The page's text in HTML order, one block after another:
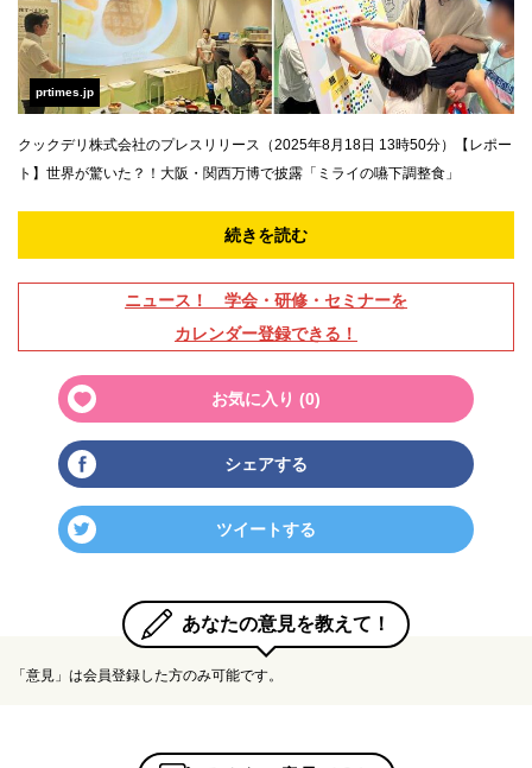
prtimes.jp
クックデリ株式会社のプレスリリース（2025年8月18日 13時50分）【レポー
ト】世界が驚いた？！大阪・関西万博で披露「ミライの嚥下調整食」
続きを読む
ニュース！ 学会・研修・セミナーを
カレンダー登録できる！
お気に入り (0)
シェアする
ツイートする
あなたの意見を教えて！
「意見」は会員登録した方のみ可能です。